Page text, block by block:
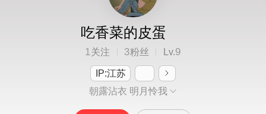
吃香菜的皮蛋
1关注 3粉丝 Lv.9
IP:江苏
朝露沾衣 明月怜我